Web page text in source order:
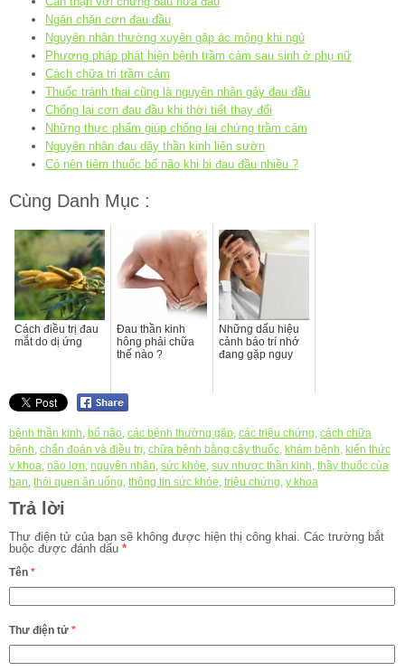
Ngăn chặn cơn đau đầu
Nguyên nhân thường xuyên gặp ác mộng khi ngủ
Phương pháp phát hiện bệnh trầm cảm sau sinh ở phụ nữ
Cách chữa trị trầm cảm
Thuốc tránh thai cũng là nguyên nhân gây đau đầu
Chống lại cơn đau đầu khi thời tiết thay đổi
Những thực phẩm giúp chống lại chứng trầm cảm
Nguyên nhân đau dây thần kinh liên sườn
Có nên tiêm thuốc bổ não khi bị đau đầu nhiều ?
Cùng Danh Mục :
Cách điều trị đau
mắt do dị ứng
Đau thần kinh
hông phải chữa
thế nào ?
Những dấu hiệu
cảnh báo trí nhớ
đang gặp nguy
bệnh thần kinh, bổ não, các bệnh thường gặp, các triệu chứng, cách chữa
bệnh, chẩn đoán và điều trị, chữa bệnh bằng cây thuốc, khám bệnh, kiến thức
y khoa, não lợn, nguyên nhân, sức khỏe, suy nhược thần kinh, thầy thuốc của
bạn, thói quen ăn uống, thông tin sức khỏe, triệu chứng, y khoa
Trả lời
Thư điện tử của bạn sẽ không được hiện thị công khai. Các trường bắt
buộc được đánh dấu *
Tên *
Thư điện tử *